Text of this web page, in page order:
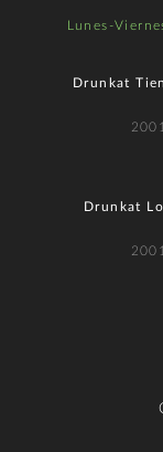
Lunes-
Drunkat
Drunkat